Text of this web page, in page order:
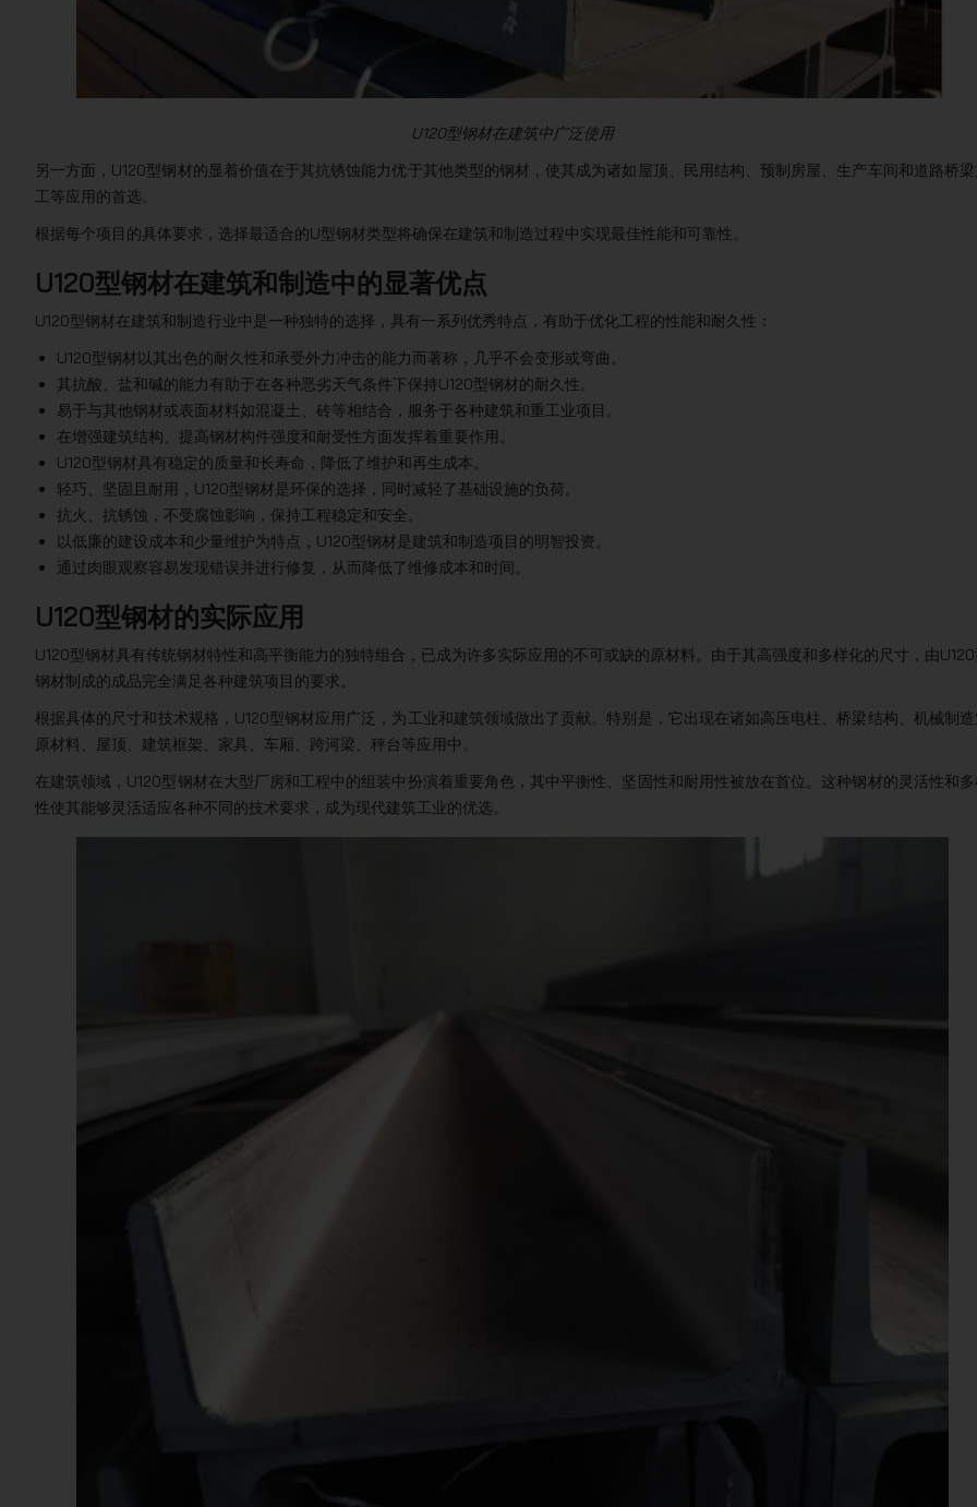
U120型钢材在建筑中广泛使用
另一方面，U120型钢材的显着价值在于其抗锈蚀能力优于其他类型的钢材，使其成为诸如屋顶、民用结构、预制房屋、生产车间和道路桥
工等应用的首选。
根据每个项目的具体要求，选择最适合的U型钢材类型将确保在建筑和制造过程中实现最佳性能和可靠性。
U120型钢材在建筑和制造中的显著优点
U120型钢材在建筑和制造行业中是一种独特的选择，具有一系列优秀特点，有助于优化工程的性能和耐久性：
U120型钢材以其出色的耐久性和承受外力冲击的能力而著称，几乎不会变形或弯曲。
其抗酸、盐和碱的能力有助于在各种恶劣天气条件下保持U120型钢材的耐久性。
易于与其他钢材或表面材料如混凝土、砖等相结合，服务于各种建筑和重工业项目。
在增强建筑结构、提高钢材构件强度和耐受性方面发挥着重要作用。
U120型钢材具有稳定的质量和长寿命，降低了维护和再生成本。
轻巧、坚固且耐用，U120型钢材是环保的选择，同时减轻了基础设施的负荷。
抗火、抗锈蚀，不受腐蚀影响，保持工程稳定和安全。
以低廉的建设成本和少量维护为特点，U120型钢材是建筑和制造项目的明智投资。
通过肉眼观察容易发现错误并进行修复，从而降低了维修成本和时间。
U120型钢材的实际应用
U120型钢材具有传统钢材特性和高平衡能力的独特组合，已成为许多实际应用的不可或缺的原材料。由于其高强度和多样化的尺寸，由
钢材制成的成品完全满足各种建筑项目的要求。
根据具体的尺寸和技术规格，U120型钢材应用广泛，为工业和建筑领域做出了贡献。特别是，它出现在诸如高压电柱、桥梁结构、机械制
原材料、屋顶、建筑框架、家具、车厢、跨河梁、秤台等应用中。
在建筑领域，U120型钢材在大型厂房和工程中的组装中扮演着重要角色，其中平衡性、坚固性和耐用性被放在首位。这种钢材的灵活性和
性使其能够灵活适应各种不同的技术要求，成为现代建筑工业的优选。